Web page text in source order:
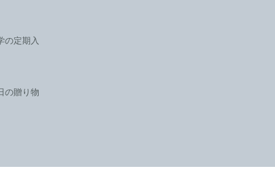
の定期入
の贈り物